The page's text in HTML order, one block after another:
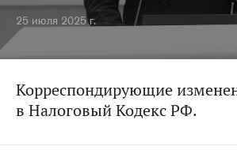
25 июля 2025 г.
Корреспондирующие
в Налоговый Кодекс РФ.